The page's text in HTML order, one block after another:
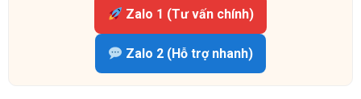
Zalo 1 (Tư vấn chính)
Zalo 2 (Hỗ trợ nhanh)